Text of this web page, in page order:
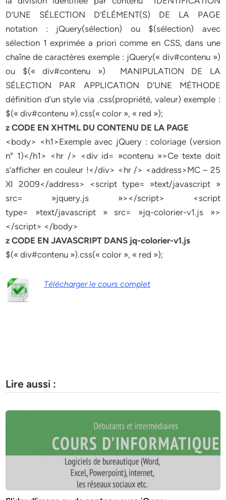
D’UNE SÉLECTION D’ÉLÉMENT(S) DE LA PAGE
notation : jQuery(sélection) ou $(sélection) avec
sélection 1 exprimée a priori comme en CSS, dans une
chaîne de caractères exemple : jQuery(« div#contenu »)
ou $(« div#contenu »)  MANIPULATION DE LA
SÉLECTION PAR APPLICATION D’UNE MÉTHODE
définition d’un style via .css(propriété, valeur) exemple :
$(« div#contenu »).css(« color », « red »);
z CODE EN XHTML DU CONTENU DE LA PAGE
<body> <h1>Exemple avec jQuery : coloriage (version
n° 1)</h1> <hr /> <div id= »contenu »>Ce texte doit
s’afficher en couleur !</div> <hr /> <address>MC – 25
XI 2009</address> <script type= »text/javascript »
src= »jquery.js »></script> <script
type= »text/javascript » src= »jq-colorier-v1.js »>
</script> </body>
z CODE EN JAVASCRIPT DANS jq-colorier-v1.js
$(« div#contenu »).css(« color », « red »);
Télécharger le cours complet
Lire aussi :